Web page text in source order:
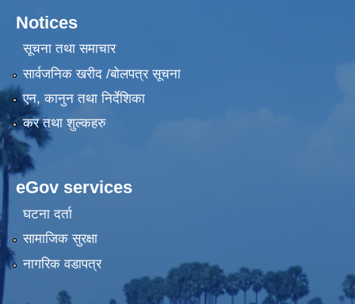
Notices
सूचना तथा समाचार
सार्वजनिक खरीद /बोलपत्र सूचना
एन, कानुन तथा निर्देशिका
कर तथा शुल्कहरु
eGov services
घटना दर्ता
सामाजिक सुरक्षा
नागरिक वडापत्र